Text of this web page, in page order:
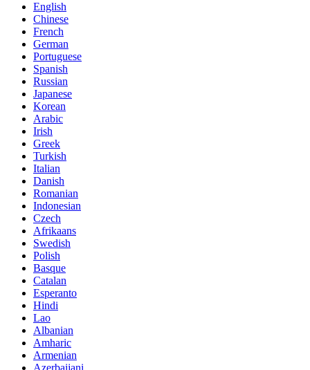
English
Chinese
French
German
Portuguese
Spanish
Russian
Japanese
Korean
Arabic
Irish
Greek
Turkish
Italian
Danish
Romanian
Indonesian
Czech
Afrikaans
Swedish
Polish
Basque
Catalan
Esperanto
Hindi
Lao
Albanian
Amharic
Armenian